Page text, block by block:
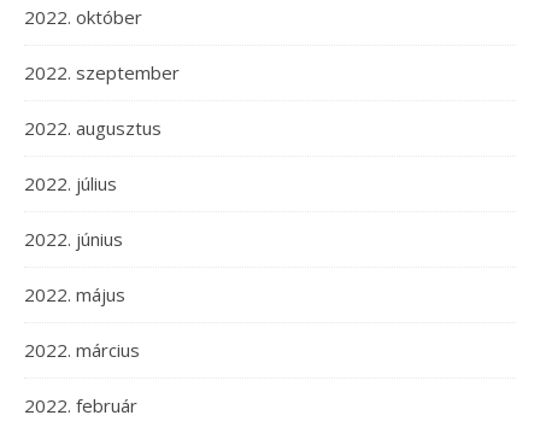
2022. október
2022. szeptember
2022. augusztus
2022. július
2022. június
2022. május
2022. március
2022. február